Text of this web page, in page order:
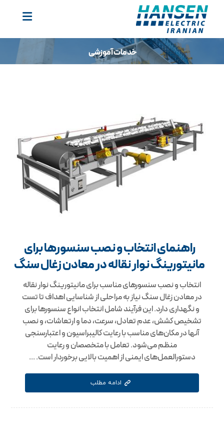
خدمات آموزشی
راهنمای انتخاب و نصب سنسورها برای
مانیتورینگ نوار نقاله در معادن زغال سنگ
انتخاب و نصب سنسورهای مناسب برای مانیتورینگ نوار نقاله
در معادن زغال سنگ نیاز به مراحلی از شناسایی اهداف تا تست
و نگهداری دارد. این فرآیند شامل انتخاب انواع سنسورها برای
تشخیص کشش، عدم تعادل، سرعت، دما و ارتعاشات، و نصب
آنها در مکان‌های مناسب با رعایت کالیبراسیون و اعتبارسنجی
منظم می‌شود. تعامل با متخصصان و رعایت
دستورالعمل‌های ایمنی از اهمیت بالایی برخوردار است. ...
ادامه مطلب